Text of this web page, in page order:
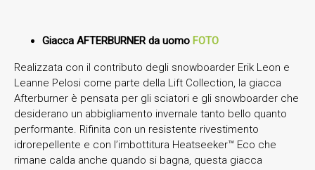
Giacca AFTERBURNER da uomo FOTO
Realizzata con il contributo degli snowboarder Erik Leon e
Leanne Pelosi come parte della Lift Collection, la giacca
Afterburner è pensata per gli sciatori e gli snowboarder che
desiderano un abbigliamento invernale tanto bello quanto
performante. Rifinita con un resistente rivestimento
idrorepellente e con l’imbottitura Heatseeker™ Eco che
rimane calda anche quando si bagna, questa giacca